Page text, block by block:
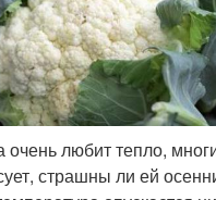
очень любит тепло,
страшны ли ей